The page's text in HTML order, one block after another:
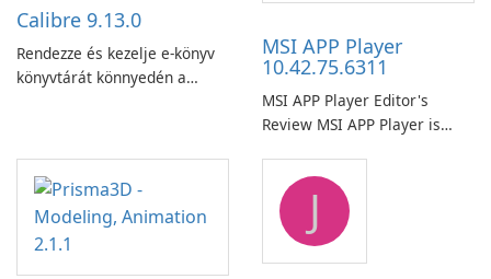
Calibre 9.13.0
Rendezze és kezelje e-könyv
könyvtárát könnyedén a
MSI APP Player
10.42.75.6311
MSI APP Player Editor's
Review MSI APP Player is
emulator built atop the
BlueStacks engine and tuned
for MSI hardware.
J